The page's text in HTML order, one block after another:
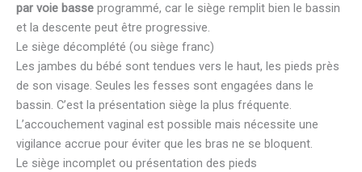
par voie basse programmé, car le siège remplit bien le bassin
et la descente peut être progressive.
Le siège décomplété (ou siège franc)
Les jambes du bébé sont tendues vers le haut, les pieds près
de son visage. Seules les fesses sont engagées dans le
bassin. C’est la présentation siège la plus fréquente.
L’accouchement vaginal est possible mais nécessite une
vigilance accrue pour éviter que les bras ne se bloquent.
Le siège incomplet ou présentation des pieds